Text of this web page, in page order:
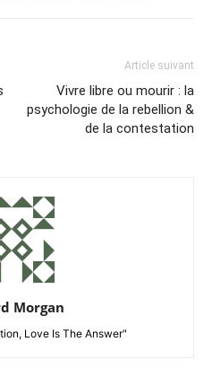
Article suivant
Vivre libre ou mourir : la
psychologie de la rebellion &
de la contestation
Morgan
Love Is The Answer"